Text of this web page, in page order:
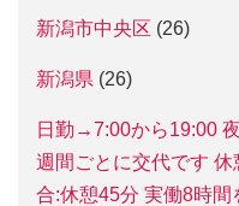
新潟市中央区 (26)
新潟県 (26)
日勤→7:00から19:00
週間ごとに交代です
合:休憩45分 実働8時